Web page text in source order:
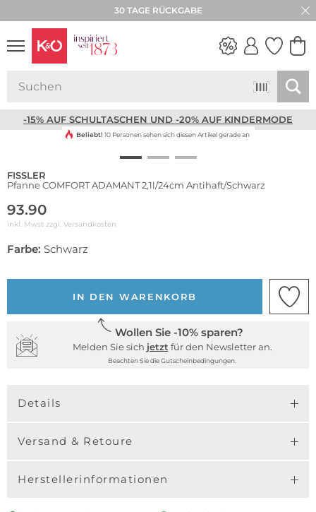
★★★★★ 4,8 / 5,0 STERNE
30 TAGE RÜCKGABE
-15% AUF SCHULTASCHEN UND -20% AUF KINDERMODE
Beliebt! 10 Personen sehen sich diesen Artikel gerade an
FISSLER
Pfanne COMFORT ADAMANT 2,1l/24cm Antihaft/Schwarz
93.90
inkl. Mwst zzgl. Versandkosten
Farbe: Schwarz
IN DEN WARENKORB
Wollen Sie -10% sparen?
Melden Sie sich jetzt für den Newsletter an.
Beachten Sie die Gutscheinbedingungen.
Details
Versand & Retoure
Herstellerinformationen